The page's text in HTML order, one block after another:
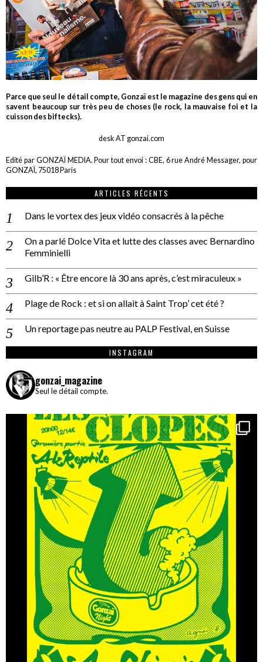
Parce que seul le détail compte, Gonzaï est le magazine des gens qui en
savent beaucoup sur très peu de choses (le rock, la mauvaise foi et la
cuisson des biftecks).
desk AT gonzai.com
Edité par GONZAÏ MEDIA. Pour tout envoi : CBE, 6 rue André Messager, pour
GONZAÏ, 75018 Paris
ARTICLES RÉCENTS
Dans le vortex des jeux vidéo consacrés à la pêche
On a parlé Dolce Vita et lutte des classes avec Bernardino
Femminielli
Gilb’R : « Être encore là 30 ans après, c’est miraculeux »
Plage de Rock : et si on allait à Saint Trop’ cet été ?
Un reportage pas neutre au PALP Festival, en Suisse
INSTAGRAM
gonzai_magazine
Seul le détail compte.